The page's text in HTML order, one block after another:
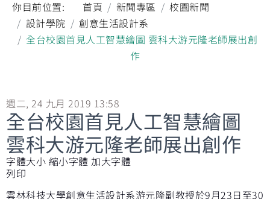
你目前位置:
首頁 新聞專區
校園新聞
設計學院
創意生活設計系
全台校園首見人工智慧繪圖 雲科大游元隆老師展出創
作
週二, 24 九月 2019 13:58
全台校園首見人工智慧繪圖
雲科大游元隆老師展出創作
字體大小 縮小字體 加大字體
列印
雲林科技大學創意生活設計系游元隆副教授於9月23日至30